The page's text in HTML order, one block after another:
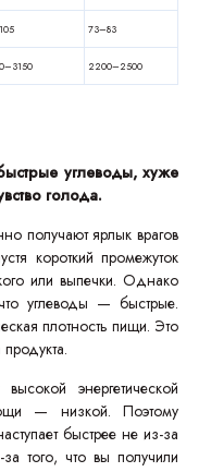
73–83
2200–2500
углеводы, хуже
голода.
получают ярлык врагов
короткий промежуток
или выпечки. Однако
углеводы — быстрые.
плотность пищи. Это
энергетической
— низкой. Поэтому
быстрее не из-за
того, что вы получили